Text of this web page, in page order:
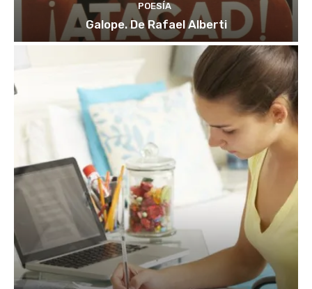
POESÍA
Galope. De Rafael Alberti